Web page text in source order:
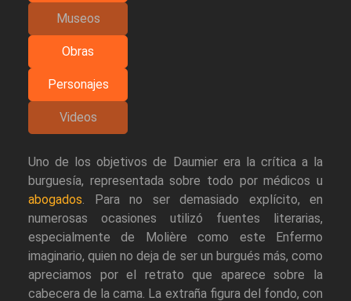
Museos
Obras
Personajes
Videos
Uno de los objetivos de Daumier era la crítica a la
burguesía, representada sobre todo por médicos u
abogados. Para no ser demasiado explícito, en
numerosas ocasiones utilizó fuentes literarias,
especialmente de Molière como este Enfermo
imaginario, quien no deja de ser un burgués más, como
apreciamos por el retrato que aparece sobre la
cabecera de la cama. La extraña figura del fondo, con